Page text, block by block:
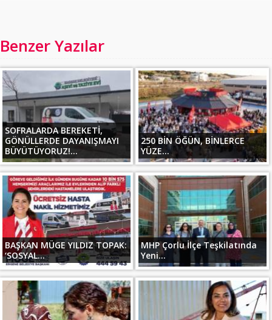
Benzer Yazılar
SOFRALARDA BEREKETİ,
GÖNÜLLERDE DAYANIŞMAYI
BÜYÜTÜYORUZ!...
250 BİN ÖĞÜN, BİNLERCE
YÜZE...
BAŞKAN MÜGE YILDIZ TOPAK:
‘SOSYAL...
MHP Çorlu İlçe Teşkilatında
Yeni...